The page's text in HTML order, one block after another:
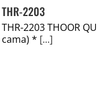
THR-2203
THR-2203 THOOR
cama) * [...]